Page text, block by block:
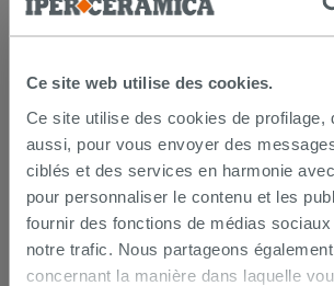
Ce site web utilise des cookies.
Ce site utilise des cookies de profilage,
aussi, pour vous envoyer des
ciblés et des services en harmonie
pour personnaliser le contenu et les
fournir des fonctions de médias
notre trafic. Nous partageons
concernant la manière dans laquelle